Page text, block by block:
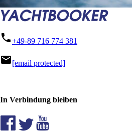
phone+49-89 716 774 381
mail[email protected]
In Verbindung bleiben